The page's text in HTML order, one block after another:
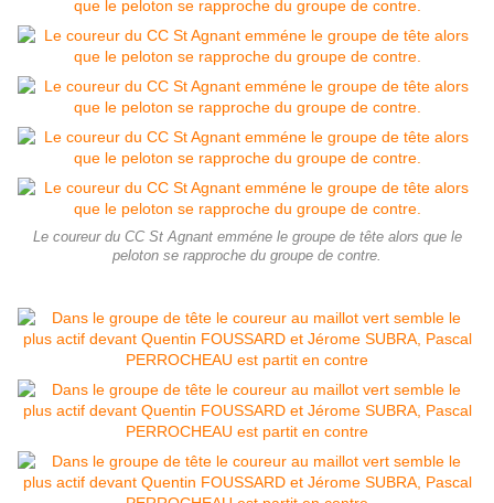
Le coureur du CC St Agnant emméne le groupe de tête alors que le
peloton se rapproche du groupe de contre.